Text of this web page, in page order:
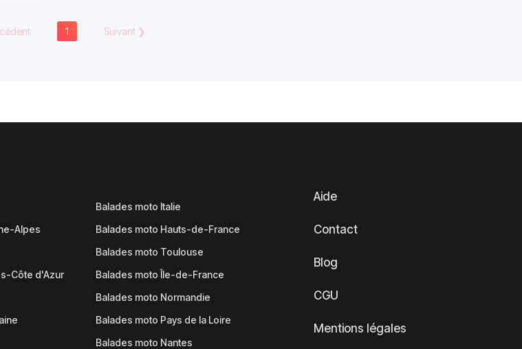
1 Suivant❯
Alpes
Côte d'Azur
Balades moto Italie
Balades moto Hauts-de-France
Balades moto Toulouse
Balades moto Île-de-France
Balades moto Normandie
Balades moto Pays de la Loire
Balades moto Nantes
Aide
Contact
Blog
CGU
Mentions légales